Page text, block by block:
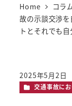
Home コラ
故の示談交渉
トとそれでも
投稿日
2025年5月2日
カテゴリー
交通事故に